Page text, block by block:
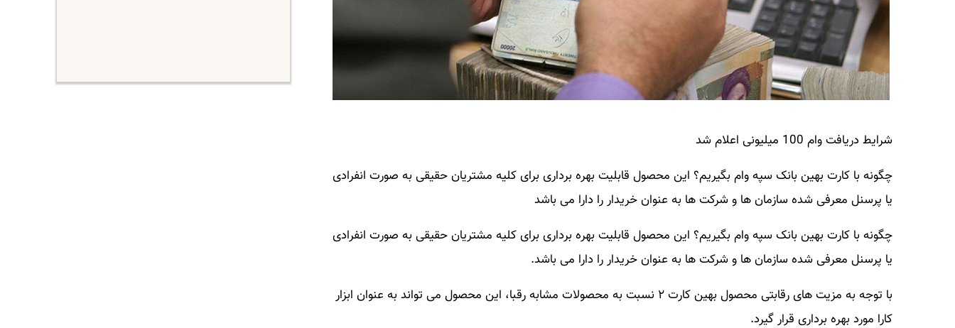
شرایط دریافت وام 100 میلیونی اعلام شد
چگونه با کارت بهین بانک سپه وام بگیریم؟ این محصول قابلیت بهره برداری برای کلیه مشتریان حقیقی به صورت انفرادی
یا پرسنل معرفی شده سازمان ها و شرکت ها به عنوان خریدار را دارا می باشد
چگونه با کارت بهین بانک سپه وام بگیریم؟ این محصول قابلیت بهره برداری برای کلیه مشتریان حقیقی به صورت انفرادی
یا پرسنل معرفی شده سازمان ها و شرکت ها به عنوان خریدار را دارا می باشد.
با توجه به مزیت های رقابتی محصول بهین کارت ۲ نسبت به محصولات مشابه رقبا، این محصول می تواند به عنوان ابزار
کارا مورد بهره برداری قرار گیرد.